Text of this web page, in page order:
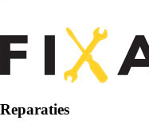
Reparaties